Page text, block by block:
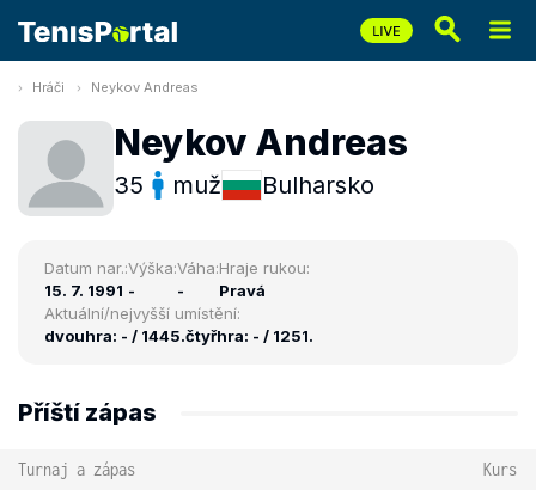
Hráči Neykov Andreas
Neykov Andreas
35 muž Bulharsko
Datum nar.:
15. 7. 1991
Výška:
-
Váha:
-
Hraje rukou:
Pravá
Aktuální/nejvyšší umístění:
dvouhra: - / 1445.čtyřhra: - / 1251.
Příští zápas
Turnaj a zápas Kurs